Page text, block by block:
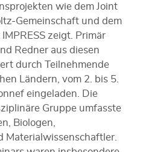
wie dem Joint
Gemeinschaft und dem
zeigt. Primär
Redner aus diesen
durch Teilnehmende
Ländern, vom 2. bis 5.
eingeladen. Die
Gruppe umfasste
Biologen,
Materialwissenschaftler.